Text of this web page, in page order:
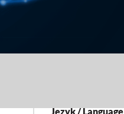
Język / Language